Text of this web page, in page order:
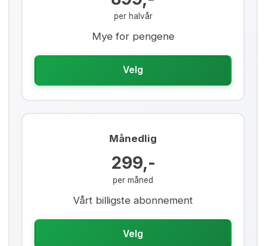
per halvår
Mye for pengene
Velg
Månedlig
299,-
per måned
Vårt billigste abonnement
Velg